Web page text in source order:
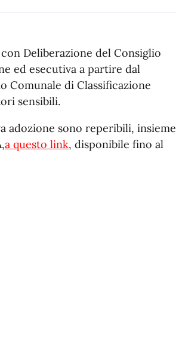
Deliberazione del Consiglio
ed esecutiva a partire dal
Comunale di Classificazione
sensibili.
adozione sono reperibili, insieme
a questo link, disponibile fino al